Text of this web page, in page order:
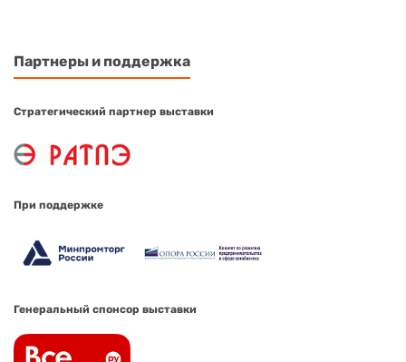
Партнеры и поддержка
Стратегический партнер выставки
При поддержке
Генеральный спонсор выставки